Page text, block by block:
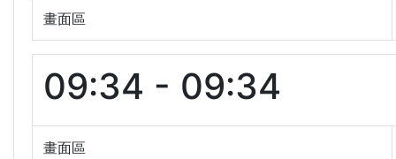
畫面區
09:34 - 09:34
畫面區